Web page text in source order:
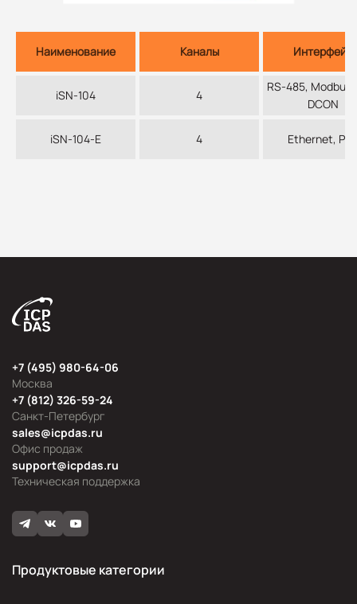
Наименование Каналы Интерфейс
iSN-104 4
RS-485, Modbus
DCON
iSN-104-E 4 Ethernet, PoE
Москва
+7 (495) 980-64-06
Офис продаж
sales@icpdas.ru
Санкт-Петербург
+7 (812) 326-59-24
Техническая поддержка
support@icpdas.ru
Продуктовые категории